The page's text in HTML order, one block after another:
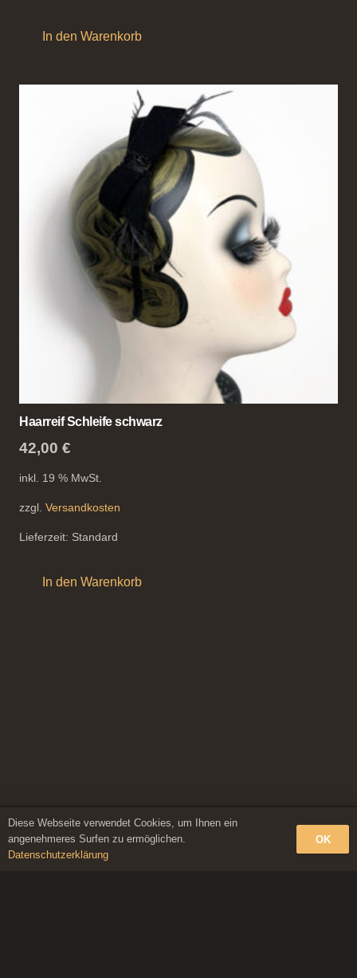
In den Warenkorb
Haarreif Schleife schwarz
42,00 €
inkl. 19 % MwSt.
zzgl. Versandkosten
Lieferzeit: Standard
In den Warenkorb
© 2026 NADJA CHRISTNER
Diese Webseite verwendet Cookies, um Ihnen ein
angenehmeres Surfen zu ermöglichen.
Datenschutzerklärung
OK